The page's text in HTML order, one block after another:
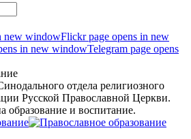
new windowFlickr page opens in new
in new windowTelegram page opens
отдела религиозного
Русской Православной Церкви.
образование и воспитание.